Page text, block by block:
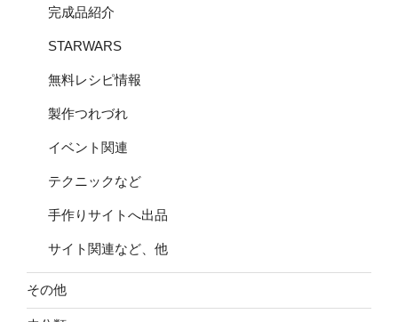
完成品紹介
STARWARS
無料レシピ情報
製作つれづれ
イベント関連
テクニックなど
手作りサイトへ出品
サイト関連など、他
その他